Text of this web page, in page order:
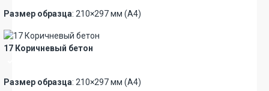
Размер образца: 210×297 мм (А4)
17 Коричневый бетон
Размер образца: 210×297 мм (А4)